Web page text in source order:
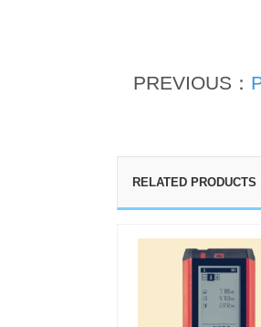
PREVIOUS：
RELATED PRODUCTS